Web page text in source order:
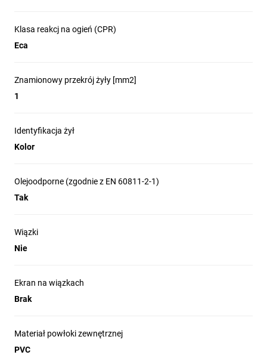
Klasa reakcj na ogień (CPR)
Eca
Znamionowy przekrój żyły [mm2]
1
Identyfikacja żył
Kolor
Olejoodporne (zgodnie z EN 60811-2-1)
Tak
Wiązki
Nie
Ekran na wiązkach
Brak
Materiał powłoki zewnętrznej
PVC